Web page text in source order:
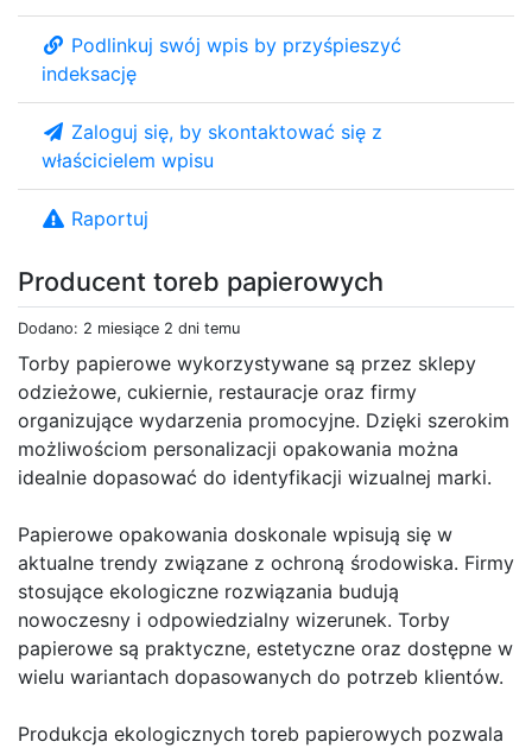
Producent toreb papierowych
Dodano: 2 miesiące 2 dni temu
Torby papierowe wykorzystywane są przez sklepy
odzieżowe, cukiernie, restauracje oraz firmy
organizujące wydarzenia promocyjne. Dzięki szerokim
możliwościom personalizacji opakowania można
idealnie dopasować do identyfikacji wizualnej marki.
Papierowe opakowania doskonale wpisują się w
aktualne trendy związane z ochroną środowiska. Firmy
stosujące ekologiczne rozwiązania budują
nowoczesny i odpowiedzialny wizerunek. Torby
papierowe są praktyczne, estetyczne oraz dostępne w
wielu wariantach dopasowanych do potrzeb klientów.
Produkcja ekologicznych toreb papierowych pozwala
Podlinkuj swój wpis by przyśpieszyć
indeksację
Zaloguj się, by skontaktować się z
właścicielem wpisu
Raportuj